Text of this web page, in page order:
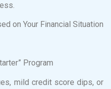
on Your Financial Situation
Program
mild credit score dips, or